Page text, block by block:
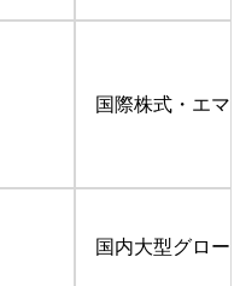
国際株式・エマ
国内大型グロー